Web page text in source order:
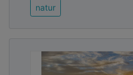
natur